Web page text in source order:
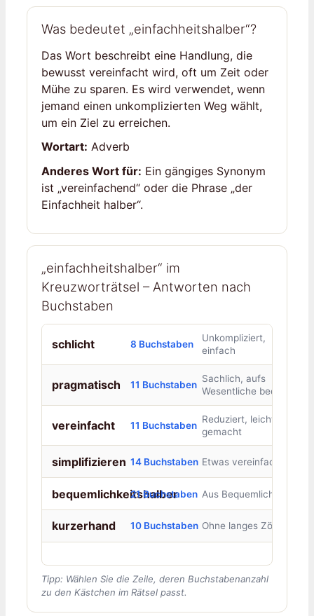
Was bedeutet „einfachheitshalber“?
Das Wort beschreibt eine Handlung, die
bewusst vereinfacht wird, oft um Zeit oder
Mühe zu sparen. Es wird verwendet, wenn
jemand einen unkomplizierten Weg wählt,
um ein Ziel zu erreichen.
Wortart: Adverb
Anderes Wort für: Ein gängiges Synonym
ist „vereinfachend“ oder die Phrase „der
Einfachheit halber“.
„einfachheitshalber“ im
Kreuzworträtsel – Antworten nach
Buchstaben
schlicht 8 Buchstaben
Unkompliziert,
einfach
pragmatisch 11 Buchstaben
Sachlich, aufs
Wesentliche bedacht
vereinfacht 11 Buchstaben
Reduziert, leichter
gemacht
simplifizieren 14 Buchstaben Etwas vereinfachen
bequemlichkeitshalber
21 Buchstaben Aus Bequemlichkeit
kurzerhand 10 Buchstaben Ohne langes Zögern
Tipp: Wählen Sie die Zeile, deren Buchstabenanzahl
zu den Kästchen im Rätsel passt.